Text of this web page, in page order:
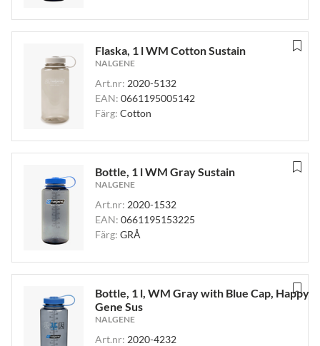
Flaska, 1 l WM Cotton Sustain
NALGENE
Art.nr: 2020-5132
EAN: 0661195005142
Färg: Cotton
Bottle, 1 l WM Gray Sustain
NALGENE
Art.nr: 2020-1532
EAN: 0661195153225
Färg: GRÅ
Bottle, 1 l, WM Gray with Blue Cap, Happy
Gene Sus
NALGENE
Art.nr: 2020-4232